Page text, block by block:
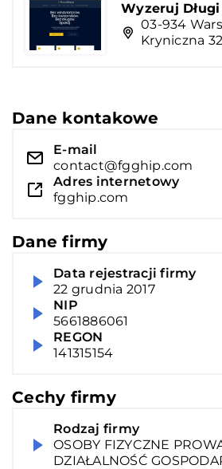
Wyzeruj Długi
03-934
Kryniczna
Dane kontakowe
E-mail
contact@fgghip.com
Adres internetowy
fgghip.com
Dane firmy
Data rejestracji firmy
22 grudnia 2017
NIP
5661886061
REGON
141315154
Cechy firmy
Rodzaj firmy
OSOBY FIZYCZNE
DZIAŁALNOŚĆ